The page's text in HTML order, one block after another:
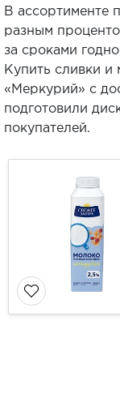
В ассортименте
разным
за сроками
Купить сливки и
«Меркурий» с
подготовили
покупателей.